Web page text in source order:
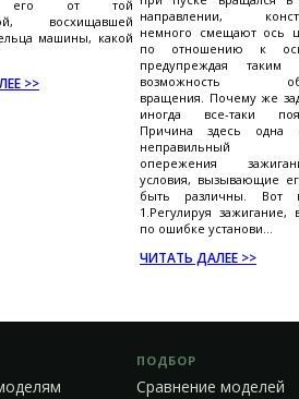
его от той
восхищавшей
машины, какой
>>
направлении,
немного смещают ось
по отношению к
предупреждая таким
возможность
вращения. Почему же
иногда все-таки
Причина здесь одна
неправильный
опережения
условия, вызывающие
быть различны. Вот
1.Регулируя зажигание,
по ошибке установи...
ЧИТАТЬ ДАЛЕЕ >>
ПОДБОР
Сравнение моделей